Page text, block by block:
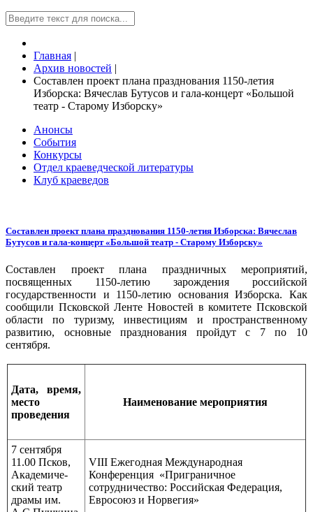
Главная |
Архив новостей |
Составлен проект плана празднования 1150-летия
Изборска: Вячеслав Бутусов и гала-концерт «Большой
театр - Старому Изборску»
Анонсы
События
Конкурсы
Отдел краеведческой литературы
Клуб краеведов
Составлен проект плана празднования 1150-летия Изборска: Вячеслав
Бутусов и гала-концерт «Большой театр - Старому Изборску»
Составлен проект плана праздничных мероприятий,
посвященных 1150-летию зарождения российской
государственности и 1150-летию основания Изборска. Как
сообщили Псковской Ленте Новостей в комитете Псковской
области по туризму, инвестициям и пространственному
развитию, основные празднования пройдут с 7 по 10
сентября.
Дата, время,
место
проведения
Наименование мероприятия
7 сентября
11.00 Псков,
Академиче-
ский театр
драмы им.
VIII Ежегодная Международная
Конференция «Приграничное
сотрудничество: Российская Федерация,
Евросоюз и Норвегия»